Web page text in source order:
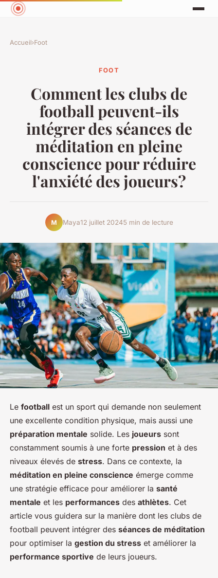
Accueil›Foot
FOOT
Comment les clubs de
football peuvent-ils
intégrer des séances de
méditation en pleine
conscience pour réduire
l'anxiété des joueurs?
M Maya12 juillet 20245 min de lecture
Le football est un sport qui demande non seulement
une excellente condition physique, mais aussi une
préparation mentale solide. Les joueurs sont
constamment soumis à une forte pression et à des
niveaux élevés de stress. Dans ce contexte, la
méditation en pleine conscience émerge comme
une stratégie efficace pour améliorer la santé
mentale et les performances des athlètes. Cet
article vous guidera sur la manière dont les clubs de
football peuvent intégrer des séances de méditation
pour optimiser la gestion du stress et améliorer la
performance sportive de leurs joueurs.